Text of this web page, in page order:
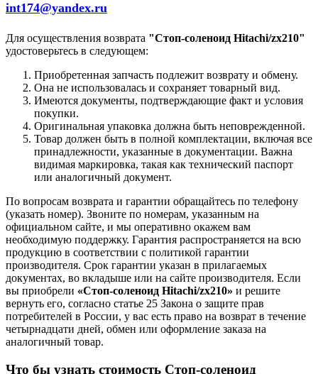
int174@yandex.ru
Для осуществления возврата "Стоп-соленоид Hitachi/zx210"
удостоверьтесь в следующем:
Приобретенная запчасть подлежит возврату и обмену.
Она не использовалась и сохраняет товарный вид.
Имеются документы, подтверждающие факт и условия
покупки.
Оригинальная упаковка должна быть неповрежденной.
Товар должен быть в полной комплектации, включая все
принадлежности, указанные в документации. Важна
видимая маркировка, такая как технический паспорт
или аналогичный документ.
По вопросам возврата и гарантии обращайтесь по телефону
(указать номер). Звоните по номерам, указанным на
официальном сайте, и мы оперативно окажем вам
необходимую поддержку. Гарантия распространяется на всю
продукцию в соответствии с политикой гарантии
производителя. Срок гарантии указан в прилагаемых
документах, во вкладыше или на сайте производителя. Если
вы приобрели «Стоп-соленоид Hitachi/zx210» и решите
вернуть его, согласно статье 25 Закона о защите прав
потребителей в России, у вас есть право на возврат в течение
четырнадцати дней, обмен или оформление заказа на
аналогичный товар.
Что бы узнать стоимость Стоп-соленоид